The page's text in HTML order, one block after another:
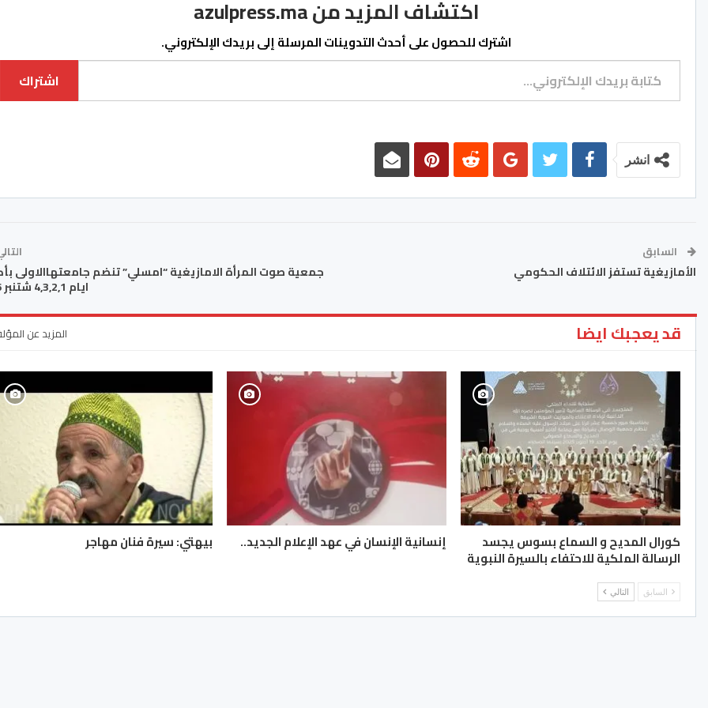
اكتشاف المزيد من azulpress.ma
اشترك للحصول على أحدث التدوينات المرسلة إلى بريدك الإلكتروني.
كتابة بريدك الإلكتروني...
اشتراك
انشر
السابق
الأمازيغية تستفز الائتلاف الحكومي جمعية صوت المرأة الامازيغية “امسلي” تنضم جامعتهاالاولى
ايام 4,3,2,1 شتنبر 2016
قد يعجبك ايضا المزيد عن
كورال المديح و السماع بسوس يجسد
الرسالة الملكية للاحتفاء بالسيرة النبوية
إنسانية الإنسان في عهد الإعلام الجديد.. بيهتي: سيرة فنان مهاجر
السابق التالي